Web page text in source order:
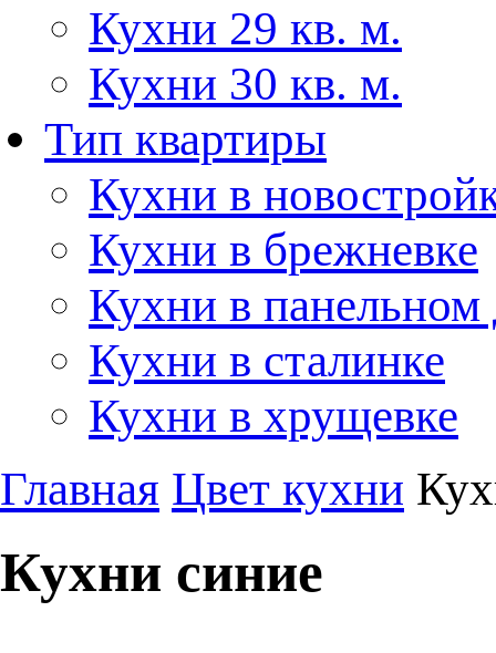
Кухни 29 кв. м.
Кухни 30 кв. м.
Тип квартиры
Кухни в
Кухни в брежневке
Кухни в панельном
Кухни в сталинке
Кухни в хрущевке
Главная Цвет кухни
Кухни синие